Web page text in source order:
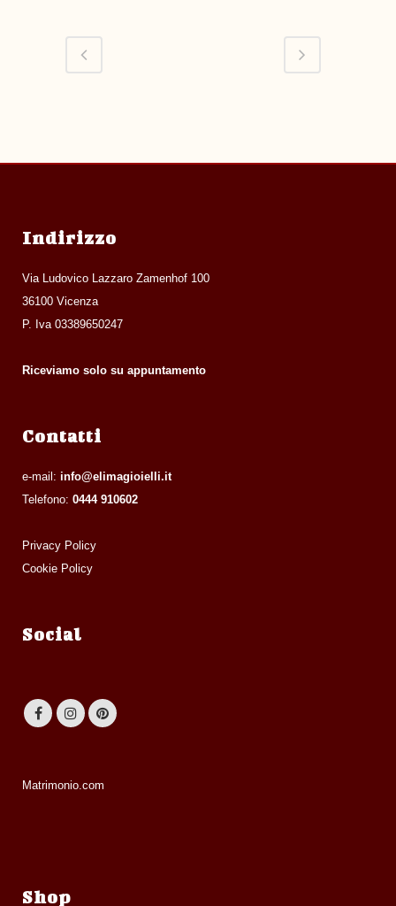
Indirizzo
Via Ludovico Lazzaro Zamenhof 100
36100 Vicenza
P. Iva 03389650247
Riceviamo solo su appuntamento
Contatti
e-mail: info@elimagioielli.it
Telefono: 0444 910602
Privacy Policy
Cookie Policy
Social
Matrimonio.com
Shop